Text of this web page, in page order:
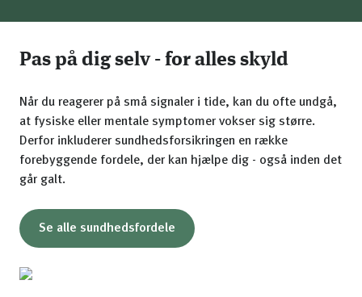
Pas på dig selv - for alles skyld
Når du reagerer på små signaler i tide, kan du ofte undgå,
at fysiske eller mentale symptomer vokser sig større.
Derfor inkluderer sundhedsforsikringen en række
forebyggende fordele, der kan hjælpe dig - også inden det
går galt.
Se alle sundhedsfordele